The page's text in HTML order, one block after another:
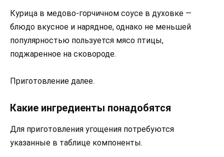
Курица в медово-горчичном соусе в духовке —
блюдо вкусное и нарядное, однако не меньшей
популярностью пользуется мясо птицы,
поджаренное на сковороде.
Приготовление далее.
Какие ингредиенты понадобятся
Для приготовления угощения потребуются
указанные в таблице компоненты.